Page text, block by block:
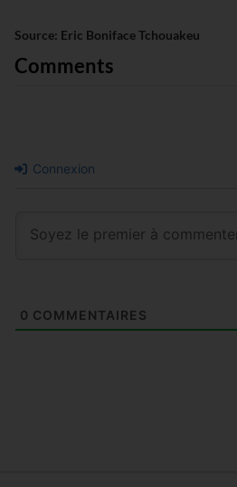
Source: Eric Boniface Tchouakeu
Comments
Connexion
0 COMMENTAIRES